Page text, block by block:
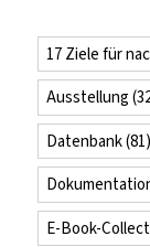
17 Ziele für
Ausstellung
Datenbank(81)
E-Book-